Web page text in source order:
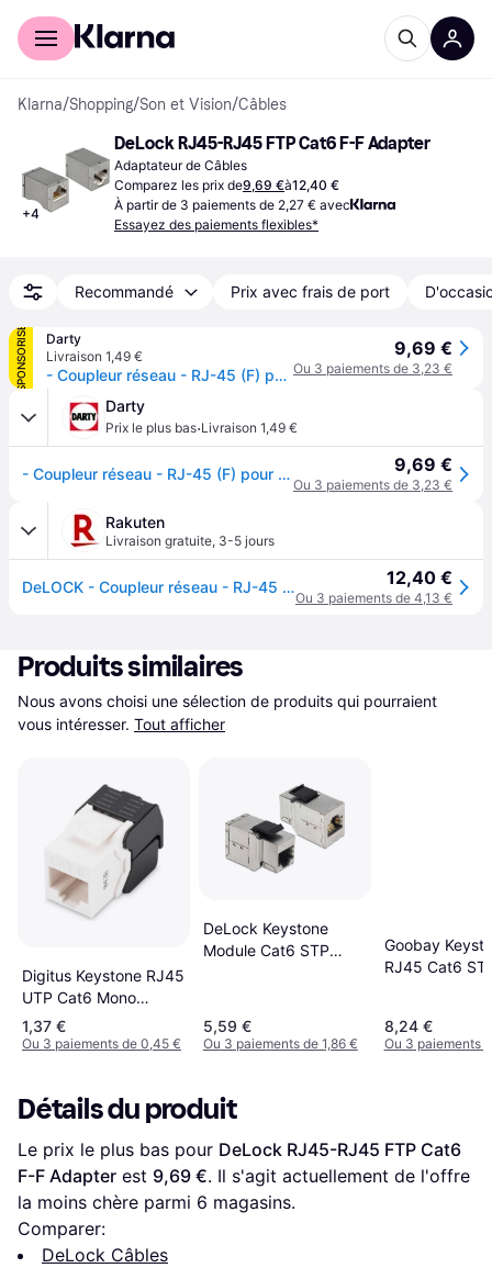
Acheter avec Klarna
Klarna/Shopping/Son et Vision/Câbles
+4
DeLock RJ45-RJ45 FTP Cat6 F-F Adapter
Adaptateur de Câbles
Comparez les prix de9,69 €à12,40 €
À partir de 3 paiements de 2,27 € avec
Essayez des paiements flexibles*
Recommandé Prix avec frais de port
SPONSORISÉ
Darty
Livraison 1,49 €
- Coupleur réseau - RJ-45 (F) pour RJ-45 (F) - FTP - CAT 6
9,69 €
Ou 3 paiements de 3,23 €
Darty
Prix le plus bas·Livraison 1,49 €
- Coupleur réseau - RJ-45 (F) pour RJ-45 (F) - FTP - CAT 6 9,69 €
Ou 3 paiements de 3,23 €
Rakuten
Livraison gratuite, 3-5 jours
DeLOCK - Coupleur réseau - RJ-45 (F) pour RJ-45 (F) - FTP - CAT 6 12,40 €
Ou 3 paiements de 4,13 €
Produits similaires
Nous avons choisi une sélection de produits qui pourraient
vous intéresser. Tout afficher
Digitus Keystone RJ45
UTP Cat6 Mono
Female Adapter
1,37 €
Ou 3 paiements de 0,45 €
DeLock Keystone
Module Cat6 STP
5,59 €
Ou 3 paiements de 1,86 €
Goobay
RJ45 Cat6
8,24 €
Ou 3 paiements
Détails du produit
Le prix le plus bas pour DeLock RJ45-RJ45 FTP Cat6
F-F Adapter est 9,69 €. Il s'agit actuellement de l'offre
la moins chère parmi 6 magasins.
Comparer:
DeLock Câbles